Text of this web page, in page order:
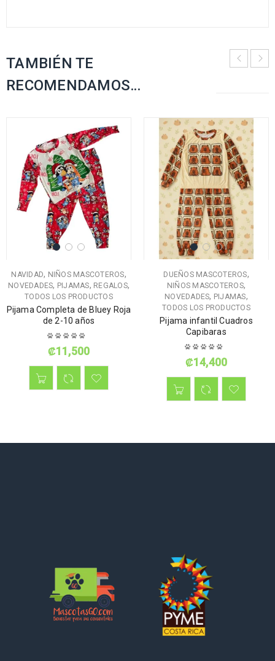
TAMBIÉN TE
RECOMENDAMOS…
NAVIDAD, NIÑOS MASCOTEROS,
NOVEDADES, PIJAMAS, REGALOS,
TODOS LOS PRODUCTOS
Pijama Completa de Bluey Roja
de 2-10 años
₡11,500
DUEÑOS MASCOTEROS,
NIÑOS MASCOTEROS,
NOVEDADES, PIJAMAS,
TODOS LOS PRODUCTOS
Pijama infantil Cuadros
Capibaras
₡14,400